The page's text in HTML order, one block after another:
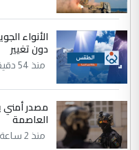
وثروات البلد يعتمد
الموضوع :
بين
الرافدين تعاني
الأنواء
دون تغيير
منذ 54 دقيقة
مصدر أمني
العاصمة
منذ 2 ساعة